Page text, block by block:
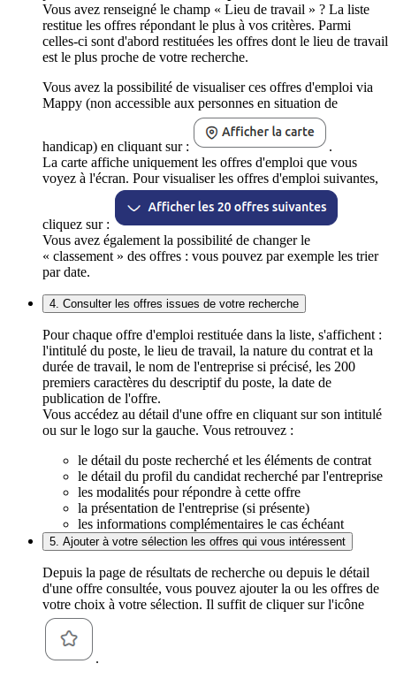
Vous avez renseigné le champ « Lieu de travail » ? La liste
restitue les offres répondant le plus à vos critères. Parmi
celles-ci sont d'abord restituées les offres dont le lieu de travail
est le plus proche de votre recherche.
Vous avez la possibilité de visualiser ces offres d'emploi via
Mappy (non accessible aux personnes en situation de
handicap) en cliquant sur :
.
La carte affiche uniquement les offres d'emploi que vous
voyez à l'écran. Pour visualiser les offres d'emploi suivantes,
cliquez sur :
Vous avez également la possibilité de changer le
« classement » des offres : vous pouvez par exemple les trier
par date.
4. Consulter les offres issues de votre recherche
Pour chaque offre d'emploi restituée dans la liste, s'affichent :
l'intitulé du poste, le lieu de travail, la nature du contrat et la
durée de travail, le nom de l'entreprise si précisé, les 200
premiers caractères du descriptif du poste, la date de
publication de l'offre.
Vous accédez au détail d'une offre en cliquant sur son intitulé
ou sur le logo sur la gauche. Vous retrouvez :
le détail du poste recherché et les éléments de contrat
le détail du profil du candidat recherché par l'entreprise
les modalités pour répondre à cette offre
la présentation de l'entreprise (si présente)
les informations complémentaires le cas échéant
5. Ajouter à votre sélection les offres qui vous intéressent
Depuis la page de résultats de recherche ou depuis le détail
d'une offre consultée, vous pouvez ajouter la ou les offres de
votre choix à votre sélection. Il suffit de cliquer sur l'icône
.